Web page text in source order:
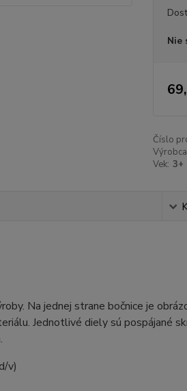
Nie
Číslo
Vek: 3+
Na jednej strane bočnice je
Jednotlivé diely sú pospájané
v)